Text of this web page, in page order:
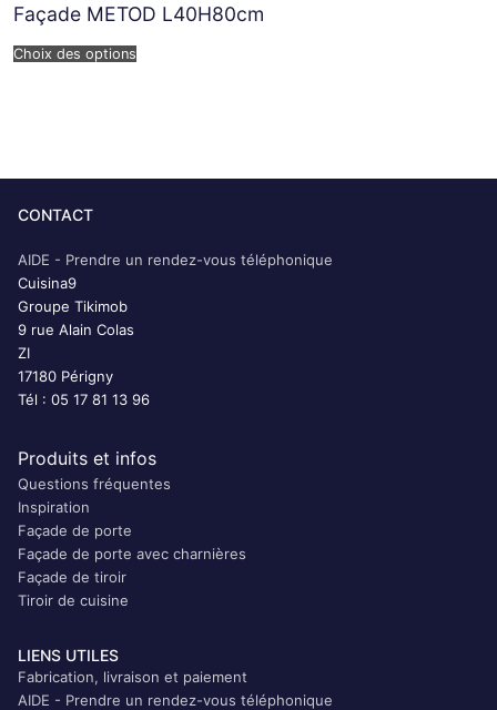
Façade METOD L40H80cm
Choix des options
CONTACT
AIDE - Prendre un rendez-vous téléphonique
Cuisina9
Groupe Tikimob
9 rue Alain Colas
ZI
17180 Périgny
Tél : 05 17 81 13 96
Produits et infos
Questions fréquentes
Inspiration
Façade de porte
Façade de porte avec charnières
Façade de tiroir
Tiroir de cuisine
LIENS UTILES
Fabrication, livraison et paiement
AIDE - Prendre un rendez-vous téléphonique